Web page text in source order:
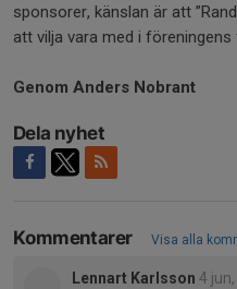
sponsorer, känslan är att
att vilja vara med i föreningens
Genom Anders Nobrant
Dela nyhet
Kommentarer Visa alla
Lennart Karlsson 4